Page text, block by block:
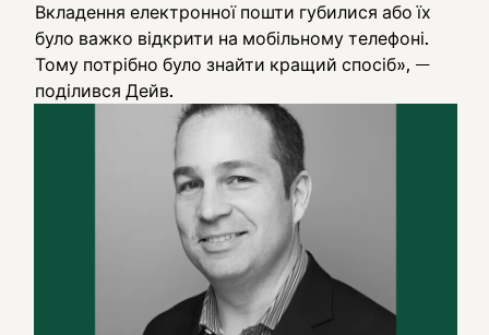
Вкладення електронної пошти губилися або їх
було важко відкрити на мобільному телефоні.
Тому потрібно було знайти кращий спосіб», —
поділився Дейв.